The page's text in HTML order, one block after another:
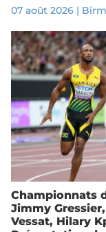
07 août 2026|
Championnats
Jimmy
Vessat, Hilary